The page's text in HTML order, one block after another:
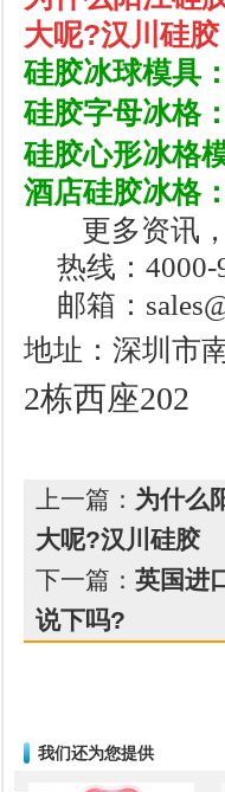
大呢?汉川硅胶
硅胶冰球模具：
硅胶字母冰格：
硅胶心形冰格
酒店硅胶冰格
更多资讯，
热线：4000-
邮箱：
地址：深圳市
2栋西座202
上一篇： 为什么
大呢?汉川硅胶
下一篇： 英国进
说下吗?
我们还为您提供